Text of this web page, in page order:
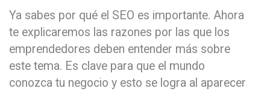
Ya sabes por qué el SEO es importante. Ahora
te explicaremos las razones por las que los
emprendedores deben entender más sobre
este tema. Es clave para que el mundo
conozca tu negocio y esto se logra al aparecer